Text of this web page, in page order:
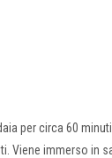
per circa 60
Viene immerso in